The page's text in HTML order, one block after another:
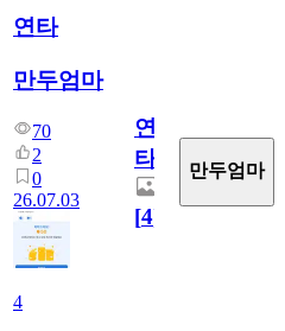
연타
만두엄마
70
2
0
26.07.03
4
연
타
[4]
만두엄마